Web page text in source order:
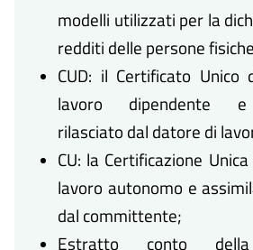
modelli utilizzati per la
redditi delle persone
CUD: il Certificato Unico
lavoro dipendente e
rilasciato dal datore di
CU: la Certificazione
lavoro autonomo e
dal committente;
Estratto conto della